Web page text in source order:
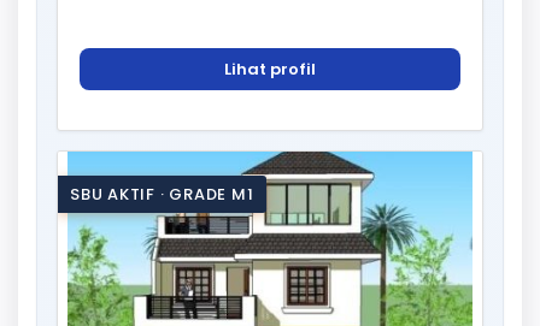
Lihat profil
SBU AKTIF · GRADE M1